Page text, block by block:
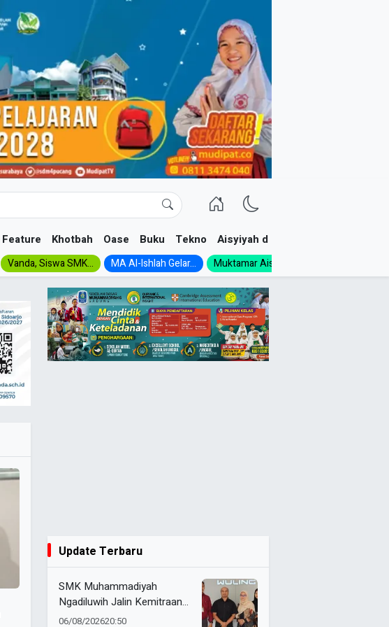
Feature Khotbah Oase Buku Tekno Aisyiyah dan NA
Vanda, Siswa SMK... MA Al-Ishlah Gelar... Muktamar Aisyiyah 1926:...
Update Terbaru
SMK Muhammadiyah
Ngadiluwih Jalin Kemitraan
Strategis dengan Wuling,
06/08/202620:50